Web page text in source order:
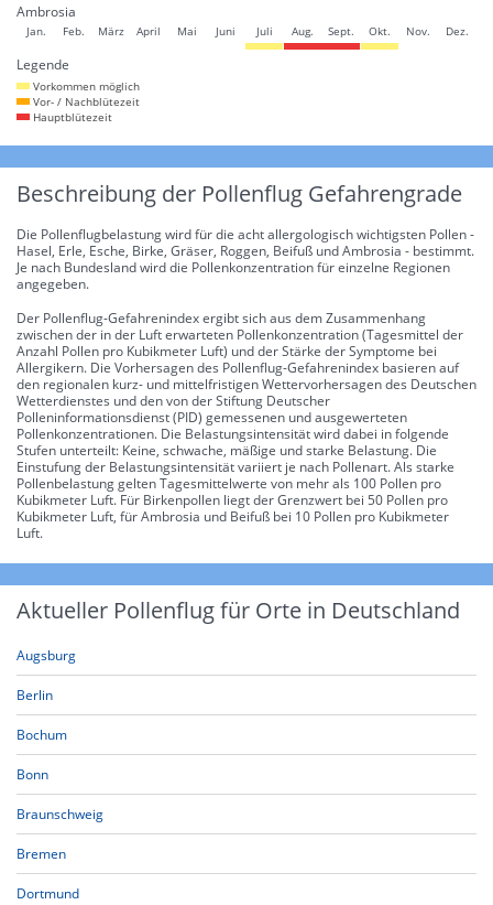
Ambrosia
Jan. Feb. März April Mai Juni Juli Aug. Sept. Okt. Nov. Dez.
Legende
Vorkommen möglich
Vor- / Nachblütezeit
Hauptblütezeit
Beschreibung der Pollenflug Gefahrengrade
Die Pollenflugbelastung wird für die acht allergologisch wichtigsten Pollen -
Hasel, Erle, Esche, Birke, Gräser, Roggen, Beifuß und Ambrosia - bestimmt.
Je nach Bundesland wird die Pollenkonzentration für einzelne Regionen
angegeben.
Der Pollenflug-Gefahrenindex ergibt sich aus dem Zusammenhang
zwischen der in der Luft erwarteten Pollenkonzentration (Tagesmittel der
Anzahl Pollen pro Kubikmeter Luft) und der Stärke der Symptome bei
Allergikern. Die Vorhersagen des Pollenflug-Gefahrenindex basieren auf
den regionalen kurz- und mittelfristigen Wettervorhersagen des Deutschen
Wetterdienstes und den von der Stiftung Deutscher
Polleninformationsdienst (PID) gemessenen und ausgewerteten
Pollenkonzentrationen. Die Belastungsintensität wird dabei in folgende
Stufen unterteilt: Keine, schwache, mäßige und starke Belastung. Die
Einstufung der Belastungsintensität variiert je nach Pollenart. Als starke
Pollenbelastung gelten Tagesmittelwerte von mehr als 100 Pollen pro
Kubikmeter Luft. Für Birkenpollen liegt der Grenzwert bei 50 Pollen pro
Kubikmeter Luft, für Ambrosia und Beifuß bei 10 Pollen pro Kubikmeter
Luft.
Aktueller Pollenflug für Orte in Deutschland
Augsburg
Berlin
Bochum
Bonn
Braunschweig
Bremen
Dortmund